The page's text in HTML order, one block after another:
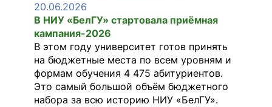
20.06.2026
В НИУ «БелГУ» стартовала приёмная
кампания-2026
В этом году университет готов принять
на бюджетные места по всем уровням и
формам обучения 4 475 абитуриентов.
Это самый большой объём бюджетного
набора за всю историю НИУ «БелГУ».